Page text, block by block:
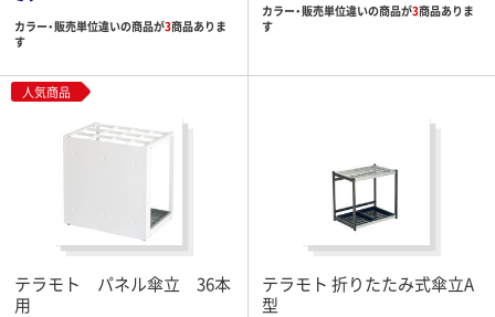
カラー・販売単位違いの商品が3商品ありま
す
カラー・販売単位違いの商品が3商品ありま
す
人気商品
テラモト パネル傘立 36本
用
テラモト 折りたたみ式傘立A
型